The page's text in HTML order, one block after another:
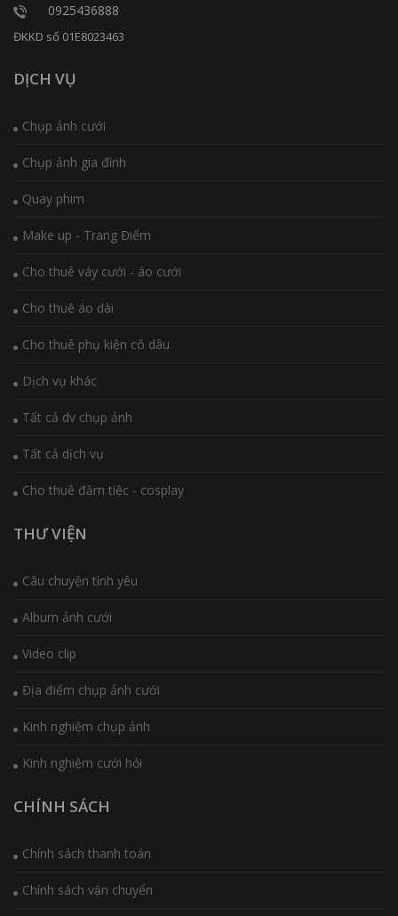
0925436888
ĐKKD số 01E8023463
DỊCH VỤ
Chụp ảnh cưới
Chụp ảnh gia đình
Quay phim
Make up - Trang Điểm
Cho thuê váy cưới - áo cưới
Cho thuê áo dài
Cho thuê phụ kiện cô dâu
Dịch vụ khác
Tất cả dv chụp ảnh
Tất cả dịch vụ
Cho thuê đầm tiệc - cosplay
THƯ VIỆN
Câu chuyện tình yêu
Album ảnh cưới
Video clip
Địa điểm chụp ảnh cưới
Kinh nghiệm chụp ảnh
Kinh nghiệm cưới hỏi
CHÍNH SÁCH
Chính sách thanh toán
Chính sách vận chuyển